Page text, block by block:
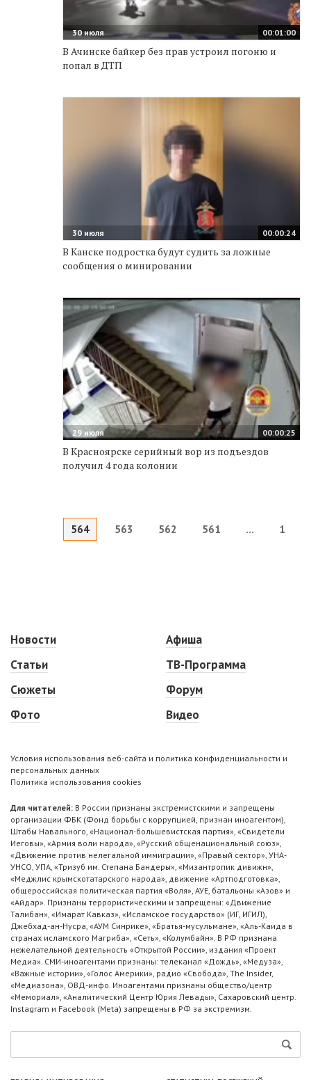
00:01:00
30 июля
В Ачинске байкер без прав устроил погоню и
попал в ДТП
00:00:24
30 июля
В Канске подростка будут судить за ложные
сообщения о минировании
00:00:25
29 июля
В Красноярске серийный вор из подъездов
получил 4 года колонии
564 563 562 561 ... 1
Новости
Статьи
Сюжеты
Фото
Афиша
ТВ-Программа
Форум
Видео
Условия использования веб-сайта и политика конфиденциальности и
персональных данных
Политика использования cookies
Для читателей: В России признаны экстремистскими и запрещены
организации ФБК (Фонд борьбы с коррупцией, признан иноагентом),
Штабы Навального, «Национал-большевистская партия», «Свидетели
Иеговы», «Армия воли народа», «Русский общенациональный союз»,
«Движение против нелегальной иммиграции», «Правый сектор», УНА-
УНСО, УПА, «Тризуб им. Степана Бандеры», «Мизантропик дивижн»,
«Меджлис крымскотатарского народа», движение «Артподготовка»,
общероссийская политическая партия «Воля», АУЕ, батальоны «Азов» и
«Айдар». Признаны террористическими и запрещены: «Движение
Талибан», «Имарат Кавказ», «Исламское государство» (ИГ, ИГИЛ),
Джебхад-ан-Нусра, «АУМ Синрике», «Братья-мусульмане», «Аль-Каида в
странах исламского Магриба», «Сеть», «Колумбайн». В РФ признана
нежелательной деятельность «Открытой России», издания «Проект
Медиа». СМИ-иноагентами признаны: телеканал «Дождь», «Медуза»,
«Важные истории», «Голос Америки», радио «Свобода», The Insider,
«Медиазона», ОВД-инфо. Иноагентами признаны общество/центр
«Мемориал», «Аналитический Центр Юрия Левады», Сахаровский центр.
Instagram и Facebook (Metа) запрещены в РФ за экстремизм.